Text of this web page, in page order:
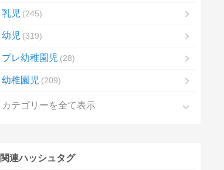
乳児 245
幼児 319
プレ幼稚園児 28
幼稚園児 209
カテゴリーを全て表示
関連ハッシュタグ